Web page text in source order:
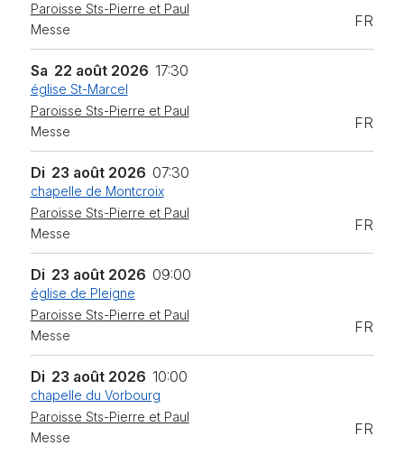
Paroisse Sts-Pierre et Paul
Messe
FR
Sa 22 août 2026 17:30
église St-Marcel
Paroisse Sts-Pierre et Paul
Messe
FR
Di 23 août 2026 07:30
chapelle de Montcroix
Paroisse Sts-Pierre et Paul
Messe
FR
Di 23 août 2026 09:00
église de Pleigne
Paroisse Sts-Pierre et Paul
Messe
FR
Di 23 août 2026 10:00
chapelle du Vorbourg
Paroisse Sts-Pierre et Paul
Messe
FR